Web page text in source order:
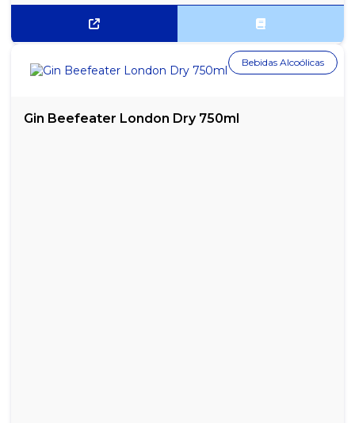
Gin Beefeater London Dry 750ml
Bebidas Alcoólicas